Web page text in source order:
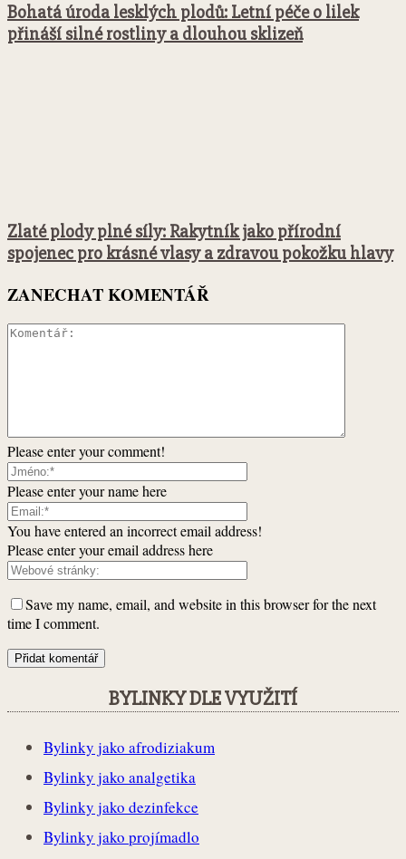
Bohatá úroda lesklých plodů: Letní péče o lilek
přináší silné rostliny a dlouhou sklizeň
Zlaté plody plné síly: Rakytník jako přírodní
spojenec pro krásné vlasy a zdravou pokožku hlavy
ZANECHAT KOMENTÁŘ
Please enter your comment!
Please enter your name here
You have entered an incorrect email address!
Please enter your email address here
Save my name, email, and website in this browser for the next
time I comment.
BYLINKY DLE VYUŽITÍ
Bylinky jako afrodiziakum
Bylinky jako analgetika
Bylinky jako dezinfekce
Bylinky jako projímadlo